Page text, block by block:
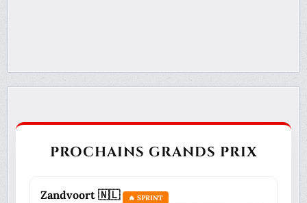
PROCHAINS GRANDS PRIX
Zandvoort 🇳🇱 🔥 SPRINT